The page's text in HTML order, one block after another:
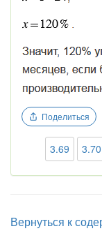
Поделиться
3.69 3.70
Вернуться к